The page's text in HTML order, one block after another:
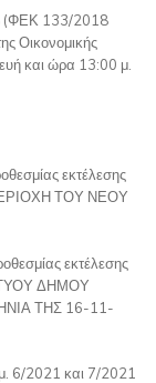
(ΦΕΚ 133/2018
Οικονομικής
και ώρα 13:00 μ.
εκτέλεσης
ΤΟΥ ΝΕΟΥ
εκτέλεσης
ΔΗΜΟΥ
ΤΗΣ 16-11-
6/2021 και 7/2021